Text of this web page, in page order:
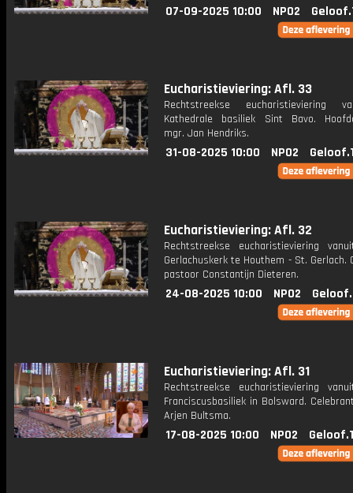
07-09-2025 10:00 NPO2
Eucharistieviering: Afl. 33
Rechtstreekse eucharistieviering
Kathedrale basiliek Sint Bavo.
mgr. Jan Hendriks.
31-08-2025 10:00 NPO2
Eucharistieviering: Afl. 32
Rechtstreekse eucharistieviering
Gerlachuskerk te Houthem - St. Gerlach.
pastoor Constantijn Dieteren.
24-08-2025 10:00 NPO2
Eucharistieviering: Afl. 31
Rechtstreekse eucharistieviering
Franciscusbasiliek in Bolsward.
Arjen Bultsma.
17-08-2025 10:00 NPO2